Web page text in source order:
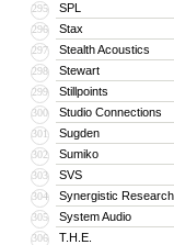
295 SPL
296 Stax
297 Stealth Acoustics
298 Stewart
299 Stillpoints
300 Studio Connections
301 Sugden
302 Sumiko
303 SVS
304 Synergistic Research
305 System Audio
306 T.H.E.